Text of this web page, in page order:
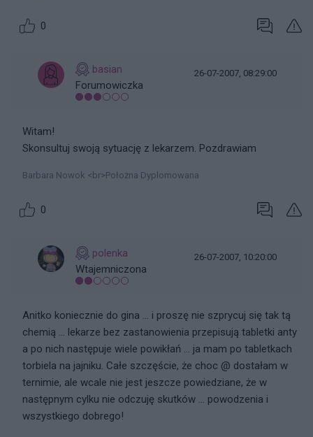
0
basian
Forumowiczka
26-07-2007, 08:29:00
Witam!
Skonsultuj swoją sytuację z lekarzem. Pozdrawiam
Barbara Nowok <br>Położna Dyplomowana
0
polenka
Wtajemniczona
26-07-2007, 10:20:00
Anitko koniecznie do gina ... i proszę nie szprycuj się tak tą
chemią ... lekarze bez zastanowienia przepisują tabletki anty
a po nich następuje wiele powikłań ... ja mam po tabletkach
torbiela na jajniku. Całe szczęście, że choc @ dostałam w
ternimie, ale wcale nie jest jeszcze powiedziane, że w
następnym cylku nie odczuję skutków ... powodzenia i
wszystkiego dobrego!